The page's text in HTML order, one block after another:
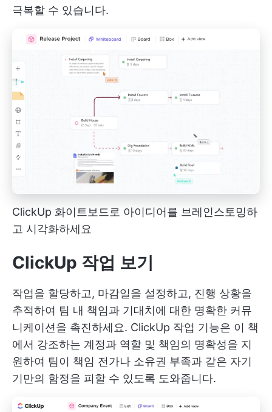
극복할 수 있습니다.
ClickUp 화이트보드로 아이디어를 브레인스토밍하
고 시각화하세요
ClickUp 작업 보기
작업을 할당하고, 마감일을 설정하고, 진행 상황을
추적하여 팀 내 책임과 기대치에 대한 명확한 커뮤
니케이션을 촉진하세요. ClickUp 작업 기능은 이 책
에서 강조하는 계정과 역할 및 책임의 명확성을 지
원하여 팀이 책임 전가나 소유권 부족과 같은 자기
기만의 함정을 피할 수 있도록 도와줍니다.